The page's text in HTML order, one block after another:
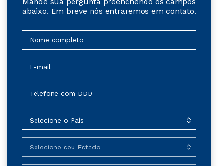
abaixo. Em breve nós entraremos em contato.